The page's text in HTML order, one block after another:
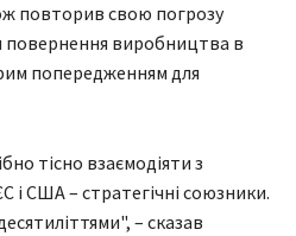
повторив свою погрозу
виробництва в
попередженням для
тісно взаємодіяти з
і США – стратегічні союзники.
– сказав